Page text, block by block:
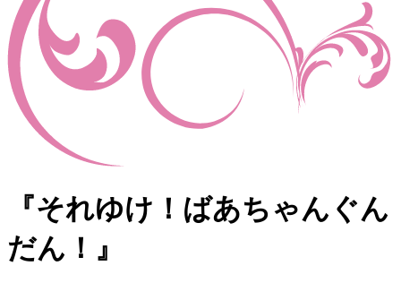
『それゆけ！ばあちゃんぐん
だん！』